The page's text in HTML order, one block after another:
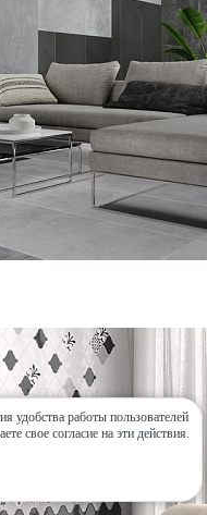
удобства работы пользователей
свое согласие на эти действия.